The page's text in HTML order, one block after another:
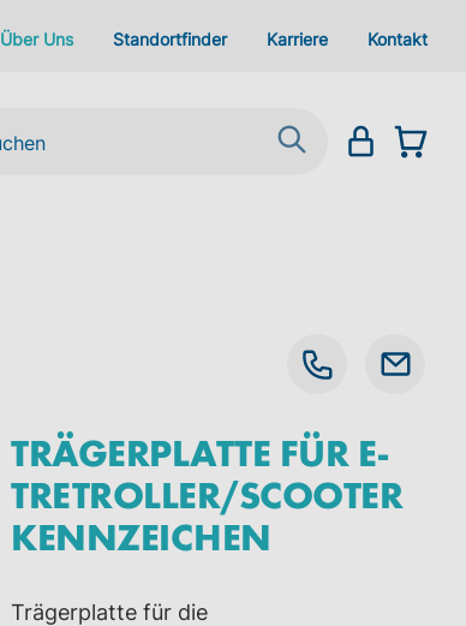
Über Uns Standortfinder Karriere Kontakt
TRÄGERPLATTE FÜR E-
TRETROLLER/SCOOTER
KENNZEICHEN
Trägerplatte für die